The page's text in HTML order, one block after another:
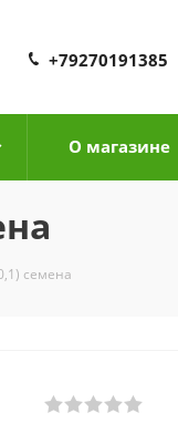
+79270191385
О магазине
семена